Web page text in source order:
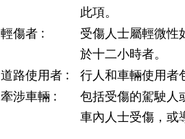
此項。
輕傷者 :
受傷人士屬輕微性
於十二小時者。
道路使用者 : 行人和車輛使用者
牽涉車輛 :
包括受傷的駕駛人
車內人士受傷，或